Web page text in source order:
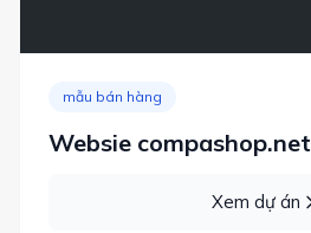
mẫu bán hàng
Websie compashop.net
Xem dự án